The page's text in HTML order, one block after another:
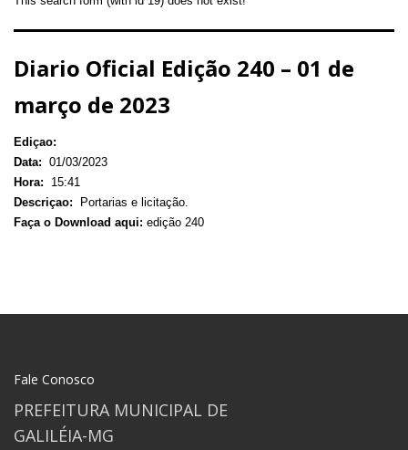
Diario Oficial Edição 240 – 01 de
março de 2023
Ediçao:
Data: 01/03/2023
Hora:
15:41
Descriçao:
Portarias e licitação.
Faça o Download aqui: edição 240
Fale Conosco
PREFEITURA MUNICIPAL DE
GALILÉIA-MG